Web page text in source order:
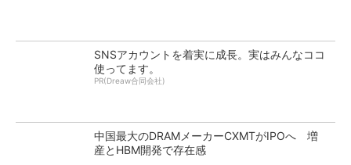
SNSアカウントを着実に成長。実はみんなココ
使ってます。
PR(Dreaw合同会社)
中国最大のDRAMメーカーCXMTがIPOへ 増
産とHBM開発で存在感